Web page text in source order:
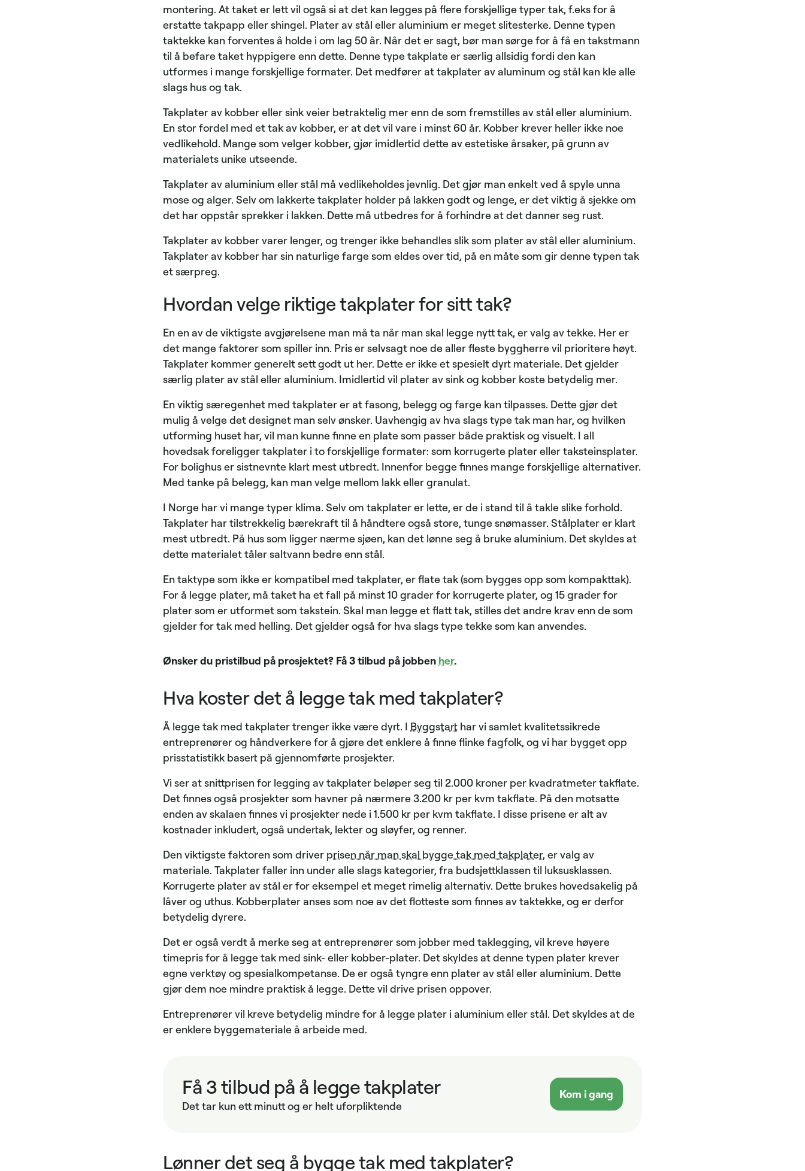
montering. At taket er lett vil også si at det kan legges på flere forskjellige typer tak, f.eks for å
erstatte takpapp eller shingel. Plater av stål eller aluminium er meget slitesterke. Denne typen
taktekke kan forventes å holde i om lag 50 år. Når det er sagt, bør man sørge for å få en takstmann
til å befare taket hyppigere enn dette. Denne type takplate er særlig allsidig fordi den kan
utformes i mange forskjellige formater. Det medfører at takplater av aluminum og stål kan kle alle
slags hus og tak.
Takplater av kobber eller sink veier betraktelig mer enn de som fremstilles av stål eller aluminium.
En stor fordel med et tak av kobber, er at det vil vare i minst 60 år. Kobber krever heller ikke noe
vedlikehold. Mange som velger kobber, gjør imidlertid dette av estetiske årsaker, på grunn av
materialets unike utseende.
Takplater av aluminium eller stål må vedlikeholdes jevnlig. Det gjør man enkelt ved å spyle unna
mose og alger. Selv om lakkerte takplater holder på lakken godt og lenge, er det viktig å sjekke om
det har oppstår sprekker i lakken. Dette må utbedres for å forhindre at det danner seg rust.
Takplater av kobber varer lenger, og trenger ikke behandles slik som plater av stål eller aluminium.
Takplater av kobber har sin naturlige farge som eldes over tid, på en måte som gir denne typen tak
et særpreg.
Hvordan velge riktige takplater for sitt tak?
En en av de viktigste avgjørelsene man må ta når man skal legge nytt tak, er valg av tekke. Her er
det mange faktorer som spiller inn. Pris er selvsagt noe de aller fleste byggherre vil prioritere høyt.
Takplater kommer generelt sett godt ut her. Dette er ikke et spesielt dyrt materiale. Det gjelder
særlig plater av stål eller aluminium. Imidlertid vil plater av sink og kobber koste betydelig mer.
En viktig særegenhet med takplater er at fasong, belegg og farge kan tilpasses. Dette gjør det
mulig å velge det designet man selv ønsker. Uavhengig av hva slags type tak man har, og hvilken
utforming huset har, vil man kunne finne en plate som passer både praktisk og visuelt. I all
hovedsak foreligger takplater i to forskjellige formater: som korrugerte plater eller taksteinsplater.
For bolighus er sistnevnte klart mest utbredt. Innenfor begge finnes mange forskjellige alternativer.
Med tanke på belegg, kan man velge mellom lakk eller granulat.
I Norge har vi mange typer klima. Selv om takplater er lette, er de i stand til å takle slike forhold.
Takplater har tilstrekkelig bærekraft til å håndtere også store, tunge snømasser. Stålplater er klart
mest utbredt. På hus som ligger nærme sjøen, kan det lønne seg å bruke aluminium. Det skyldes at
dette materialet tåler saltvann bedre enn stål.
En taktype som ikke er kompatibel med takplater, er flate tak (som bygges opp som kompakttak).
For å legge plater, må taket ha et fall på minst 10 grader for korrugerte plater, og 15 grader for
plater som er utformet som takstein. Skal man legge et flatt tak, stilles det andre krav enn de som
gjelder for tak med helling. Det gjelder også for hva slags type tekke som kan anvendes.
Ønsker du pristilbud på prosjektet? Få 3 tilbud på jobben her.
Hva koster det å legge tak med takplater?
Å legge tak med takplater trenger ikke være dyrt. I Byggstart har vi samlet kvalitetssikrede
entreprenører og håndverkere for å gjøre det enklere å finne flinke fagfolk, og vi har bygget opp
prisstatistikk basert på gjennomførte prosjekter.
Vi ser at snittprisen for legging av takplater beløper seg til 2.000 kroner per kvadratmeter takflate.
Det finnes også prosjekter som havner på nærmere 3.200 kr per kvm takflate. På den motsatte
enden av skalaen finnes vi prosjekter nede i 1.500 kr per kvm takflate. I disse prisene er alt av
kostnader inkludert, også undertak, lekter og sløyfer, og renner.
Den viktigste faktoren som driver prisen når man skal bygge tak med takplater, er valg av
materiale. Takplater faller inn under alle slags kategorier, fra budsjettklassen til luksusklassen.
Korrugerte plater av stål er for eksempel et meget rimelig alternativ. Dette brukes hovedsakelig på
låver og uthus. Kobberplater anses som noe av det flotteste som finnes av taktekke, og er derfor
betydelig dyrere.
Det er også verdt å merke seg at entreprenører som jobber med taklegging, vil kreve høyere
timepris for å legge tak med sink- eller kobber-plater. Det skyldes at denne typen plater krever
egne verktøy og spesialkompetanse. De er også tyngre enn plater av stål eller aluminium. Dette
gjør dem noe mindre praktisk å legge. Dette vil drive prisen oppover.
Entreprenører vil kreve betydelig mindre for å legge plater i aluminium eller stål. Det skyldes at de
er enklere byggemateriale å arbeide med.
Få 3 tilbud på å legge takplater
Det tar kun ett minutt og er helt uforpliktende
Kom i gang
Lønner det seg å bygge tak med takplater?